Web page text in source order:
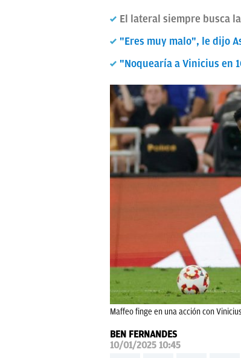
El lateral siempre busca
"Eres muy malo", le dijo
"Noquearía a Vinicius en
Maffeo finge en una acción con
BEN FERNANDES
10/01/2025 10:45